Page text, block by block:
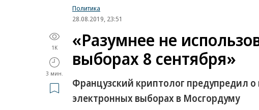
Политика
28.08.2019, 23:51
1K
3 мин.
«Разумнее не
выборах 8 сентября»
Французский криптолог предупредил
электронных выборах в Мосгордуму